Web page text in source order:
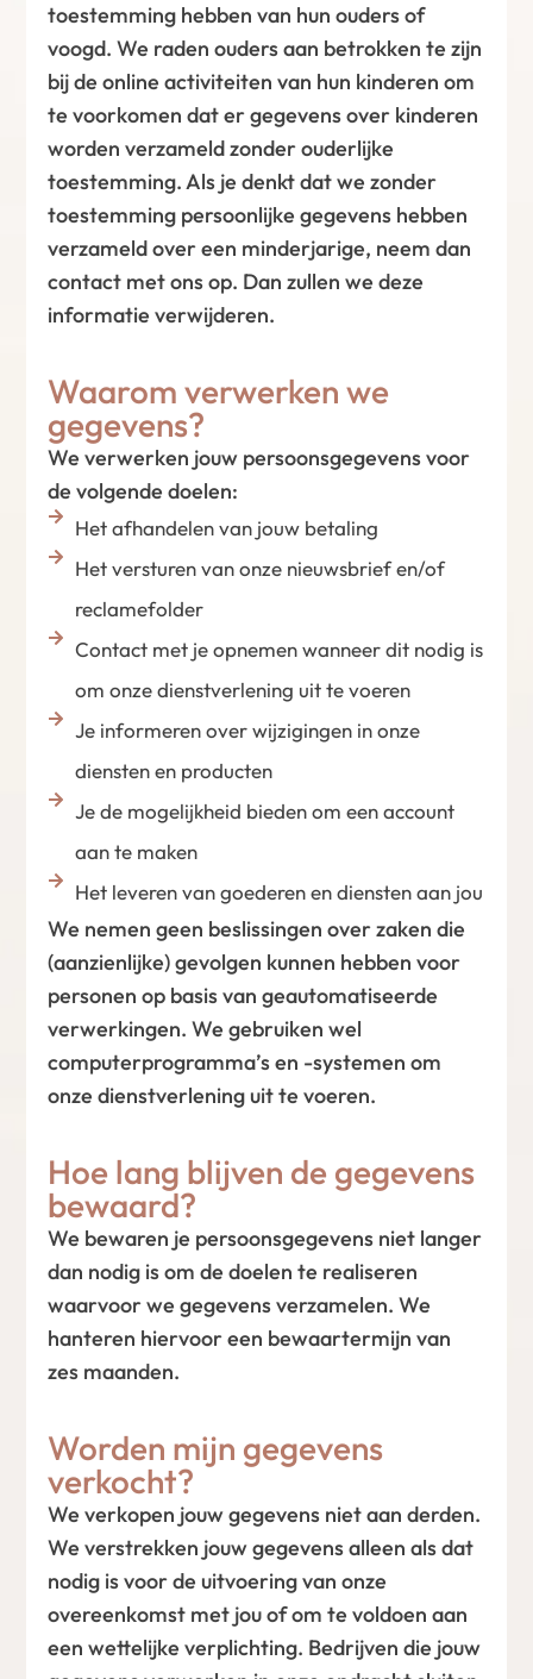
toestemming hebben van hun ouders of
voogd. We raden ouders aan betrokken te zijn
bij de online activiteiten van hun kinderen om
te voorkomen dat er gegevens over kinderen
worden verzameld zonder ouderlijke
toestemming. Als je denkt dat we zonder
toestemming persoonlijke gegevens hebben
verzameld over een minderjarige, neem dan
contact met ons op. Dan zullen we deze
informatie verwijderen.
Waarom verwerken we
gegevens?
We verwerken jouw persoonsgegevens voor
de volgende doelen:
Het afhandelen van jouw betaling
Het versturen van onze nieuwsbrief en/of
reclamefolder
Contact met je opnemen wanneer dit nodig is
om onze dienstverlening uit te voeren
Je informeren over wijzigingen in onze
diensten en producten
Je de mogelijkheid bieden om een account
aan te maken
Het leveren van goederen en diensten aan jou
We nemen geen beslissingen over zaken die
(aanzienlijke) gevolgen kunnen hebben voor
personen op basis van geautomatiseerde
verwerkingen. We gebruiken wel
computerprogramma’s en -systemen om
onze dienstverlening uit te voeren.
Hoe lang blijven de gegevens
bewaard?
We bewaren je persoonsgegevens niet langer
dan nodig is om de doelen te realiseren
waarvoor we gegevens verzamelen. We
hanteren hiervoor een bewaartermijn van
zes maanden.
Worden mijn gegevens
verkocht?
We verkopen jouw gegevens niet aan derden.
We verstrekken jouw gegevens alleen als dat
nodig is voor de uitvoering van onze
overeenkomst met jou of om te voldoen aan
een wettelijke verplichting. Bedrijven die jouw